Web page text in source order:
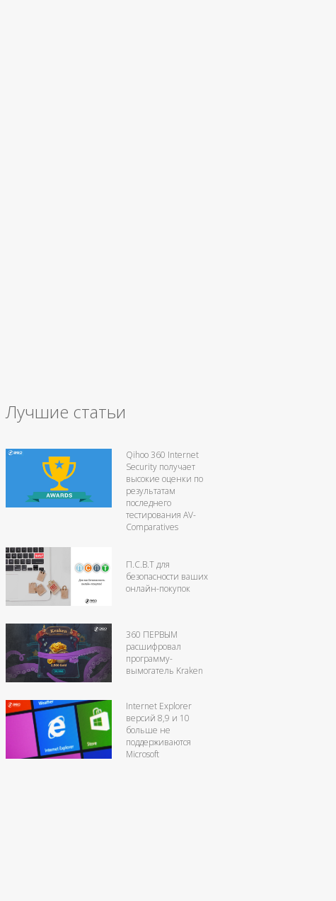
Лучшие статьи
Qihoo 360 Internet
Security получает
высокие оценки по
результатам
последнего
тестирования AV-
Comparatives
П.С.В.T для
безопасности ваших
онлайн-покупок
360 ПЕРВЫМ
расшифровал
программу-
вымогатель Kraken
Internet Explorer
версий 8,9 и 10
больше не
поддерживаются
Microsoft